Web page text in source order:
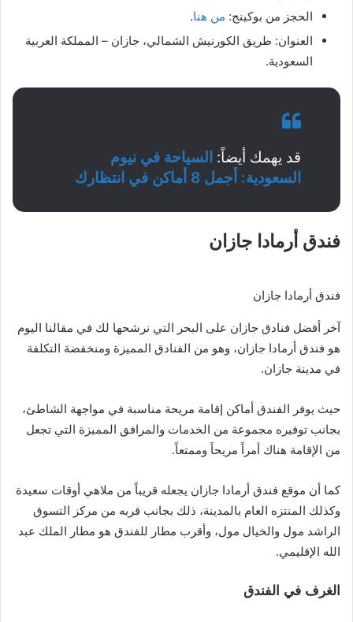
الحجز من بوكينج: من هنا.
العنوان: طريق الكورنيش الشمالي، جازان – المملكة العربية
السعودية.
قد يهمك أيضاً: السياحة في نيوم
السعودية: أجمل 8 أماكن في انتظارك
فندق أرمادا جازان
فندق أرمادا جازان
آخر أفضل فنادق جازان على البحر التي نرشحها لك في مقالنا اليوم
هو فندق أرمادا جازان، وهو من الفنادق المميزة ومنخفضة التكلفة
في مدينة جازان.
حيث يوفر الفندق أماكن إقامة مريحة مناسبة في مواجهة الشاطئ،
بجانب توفيره مجموعة من الخدمات والمرافق المميزة التي تجعل
من الإقامة هناك أمراً مريحاً وممتعاً.
كما أن موقع فندق أرمادا جازان يجعله قريباً من ملاهي أوقات سعيدة
وكذلك المنتزه العام بالمدينة، ذلك بجانب قربه من مركز التسوق
الراشد مول والخيال مول، وأقرب مطار للفندق هو مطار الملك عبد
الله الإقليمي.
الغرف في الفندق